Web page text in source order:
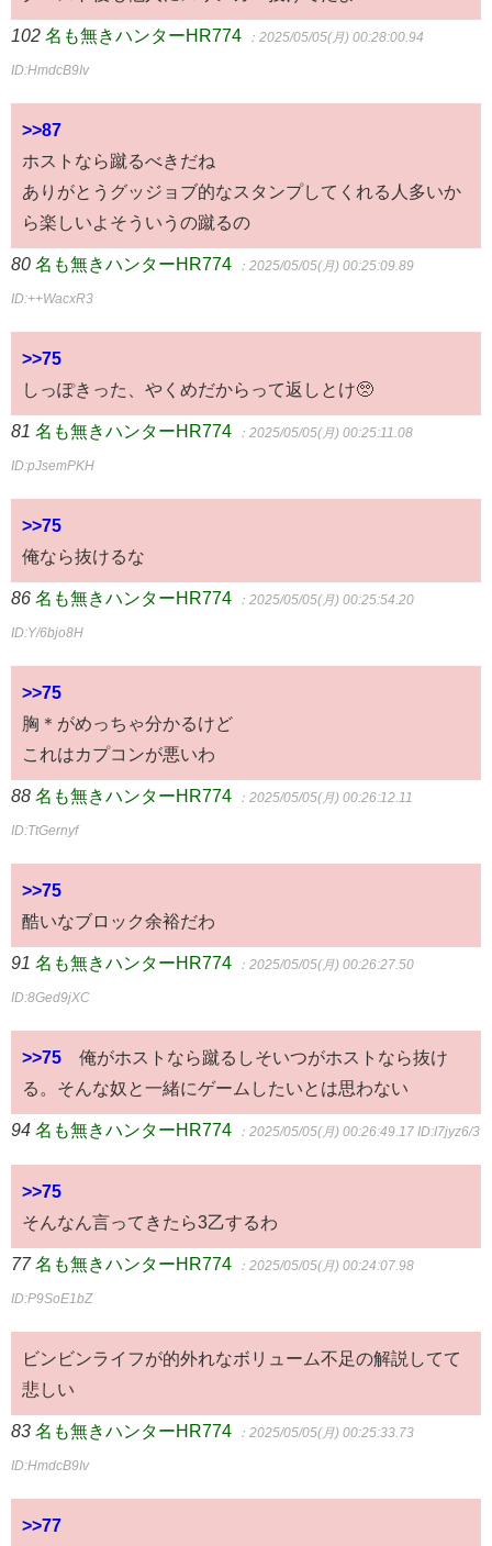
102 名も無きハンターHR774 ：2025/05/05(月) 00:28:00.94
ID:HmdcB9Iv
>>87
ホストなら蹴るべきだね
ありがとうグッジョブ的なスタンプしてくれる人多いか
ら楽しいよそういうの蹴るの
80 名も無きハンターHR774 ：2025/05/05(月) 00:25:09.89
ID:++WacxR3
>>75
しっぽきった、やくめだからって返しとけ🥺
81 名も無きハンターHR774 ：2025/05/05(月) 00:25:11.08
ID:pJsemPKH
>>75
俺なら抜けるな
86 名も無きハンターHR774 ：2025/05/05(月) 00:25:54.20
ID:Y/6bjo8H
>>75
胸＊がめっちゃ分かるけど
これはカプコンが悪いわ
88 名も無きハンターHR774 ：2025/05/05(月) 00:26:12.11
ID:TtGernyf
>>75
酷いなブロック余裕だわ
91 名も無きハンターHR774 ：2025/05/05(月) 00:26:27.50
ID:8Ged9jXC
>>75 俺がホストなら蹴るしそいつがホストなら抜け
る。そんな奴と一緒にゲームしたいとは思わない
94 名も無きハンターHR774 ：2025/05/05(月) 00:26:49.17 ID:I7jyz6/3
>>75
そんなん言ってきたら3乙するわ
77 名も無きハンターHR774 ：2025/05/05(月) 00:24:07.98
ID:P9SoE1bZ
ビンビンライフが的外れなボリューム不足の解説してて
悲しい
83 名も無きハンターHR774 ：2025/05/05(月) 00:25:33.73
ID:HmdcB9Iv
>>77